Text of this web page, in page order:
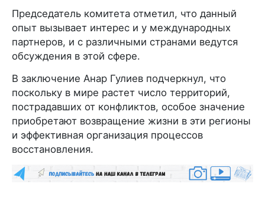
Председатель комитета отметил, что данный
опыт вызывает интерес и у международных
партнеров, и с различными странами ведутся
обсуждения в этой сфере.
В заключение Анар Гулиев подчеркнул, что
поскольку в мире растет число территорий,
пострадавших от конфликтов, особое значение
приобретают возвращение жизни в эти регионы
и эффективная организация процессов
восстановления.